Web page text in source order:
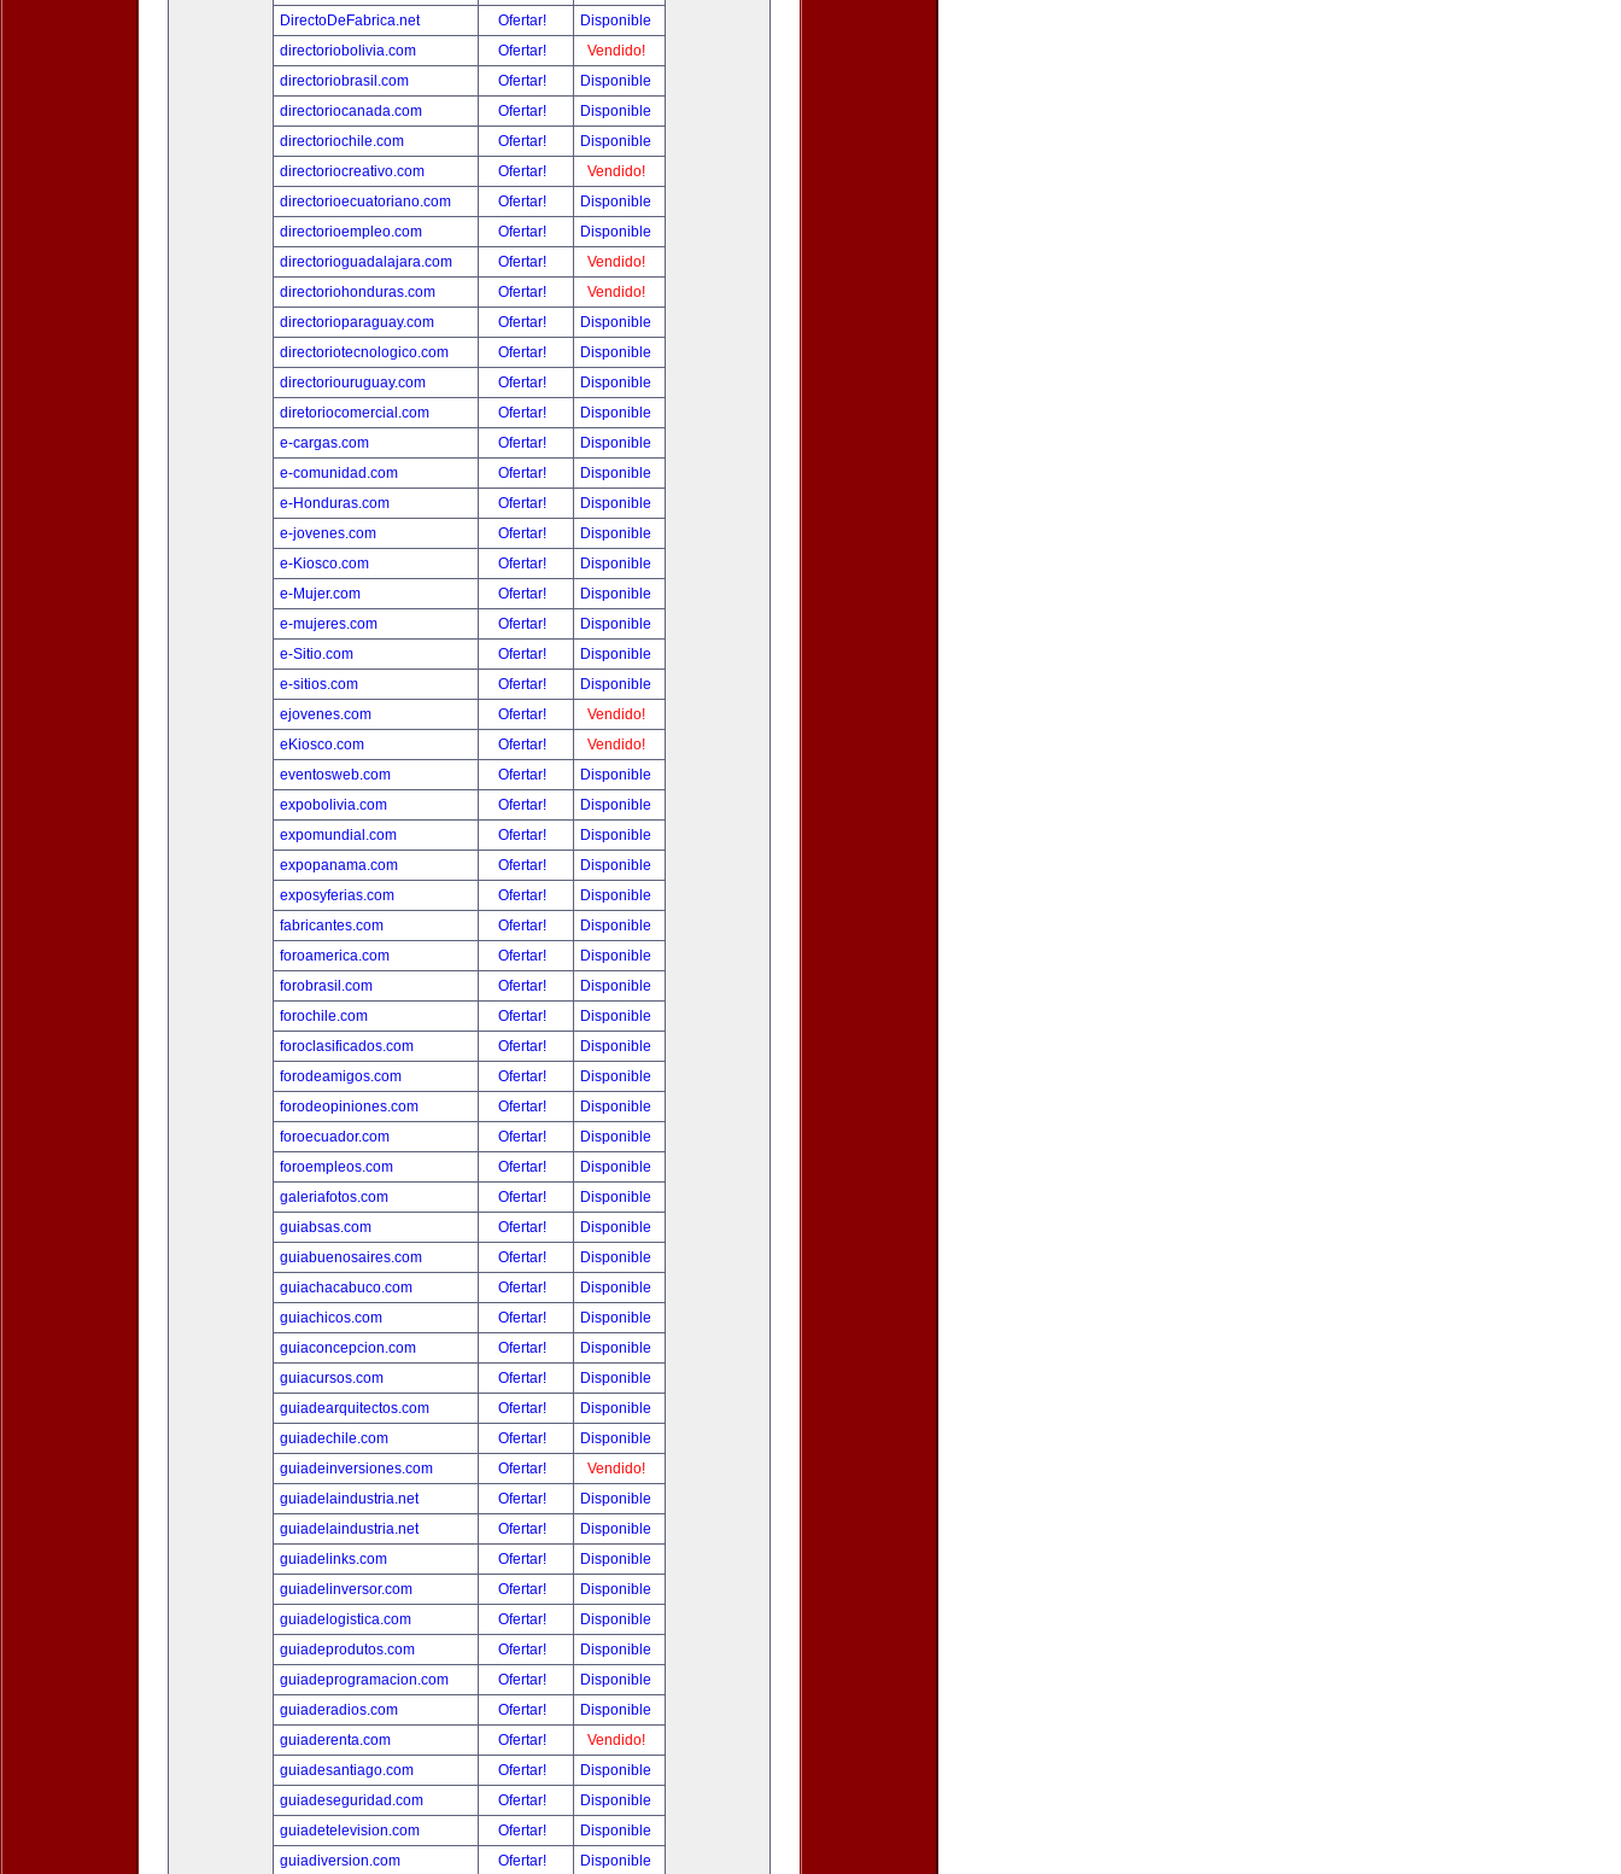
DirectoDeFabrica.net
Ofertar!
Disponible
directoriobolivia.com
Ofertar!
Vendido!
directoriobrasil.com
Ofertar!
Disponible
directoriocanada.com
Ofertar!
Disponible
directoriochile.com
Ofertar!
Disponible
directoriocreativo.com
Ofertar!
Vendido!
directorioecuatoriano.com
Ofertar!
Disponible
directorioempleo.com
Ofertar!
Disponible
directorioguadalajara.com
Ofertar!
Vendido!
directoriohonduras.com
Ofertar!
Vendido!
directorioparaguay.com
Ofertar!
Disponible
directoriotecnologico.com
Ofertar!
Disponible
directoriouruguay.com
Ofertar!
Disponible
diretoriocomercial.com
Ofertar!
Disponible
e-cargas.com
Ofertar!
Disponible
e-comunidad.com
Ofertar!
Disponible
e-Honduras.com
Ofertar!
Disponible
e-jovenes.com
Ofertar!
Disponible
e-Kiosco.com
Ofertar!
Disponible
e-Mujer.com
Ofertar!
Disponible
e-mujeres.com
Ofertar!
Disponible
e-Sitio.com
Ofertar!
Disponible
e-sitios.com
Ofertar!
Disponible
ejovenes.com
Ofertar!
Vendido!
eKiosco.com
Ofertar!
Vendido!
eventosweb.com
Ofertar!
Disponible
expobolivia.com
Ofertar!
Disponible
expomundial.com
Ofertar!
Disponible
expopanama.com
Ofertar!
Disponible
exposyferias.com
Ofertar!
Disponible
fabricantes.com
Ofertar!
Disponible
foroamerica.com
Ofertar!
Disponible
forobrasil.com
Ofertar!
Disponible
forochile.com
Ofertar!
Disponible
foroclasificados.com
Ofertar!
Disponible
forodeamigos.com
Ofertar!
Disponible
forodeopiniones.com
Ofertar!
Disponible
foroecuador.com
Ofertar!
Disponible
foroempleos.com
Ofertar!
Disponible
galeriafotos.com
Ofertar!
Disponible
guiabsas.com
Ofertar!
Disponible
guiabuenosaires.com
Ofertar!
Disponible
guiachacabuco.com
Ofertar!
Disponible
guiachicos.com
Ofertar!
Disponible
guiaconcepcion.com
Ofertar!
Disponible
guiacursos.com
Ofertar!
Disponible
guiadearquitectos.com
Ofertar!
Disponible
guiadechile.com
Ofertar!
Disponible
guiadeinversiones.com
Ofertar!
Vendido!
guiadelaindustria.net
Ofertar!
Disponible
guiadelaindustria.net
Ofertar!
Disponible
guiadelinks.com
Ofertar!
Disponible
guiadelinversor.com
Ofertar!
Disponible
guiadelogistica.com
Ofertar!
Disponible
guiadeprodutos.com
Ofertar!
Disponible
guiadeprogramacion.com
Ofertar!
Disponible
guiaderadios.com
Ofertar!
Disponible
guiaderenta.com
Ofertar!
Vendido!
guiadesantiago.com
Ofertar!
Disponible
guiadeseguridad.com
Ofertar!
Disponible
guiadetelevision.com
Ofertar!
Disponible
guiadiversion.com
Ofertar! Disponible